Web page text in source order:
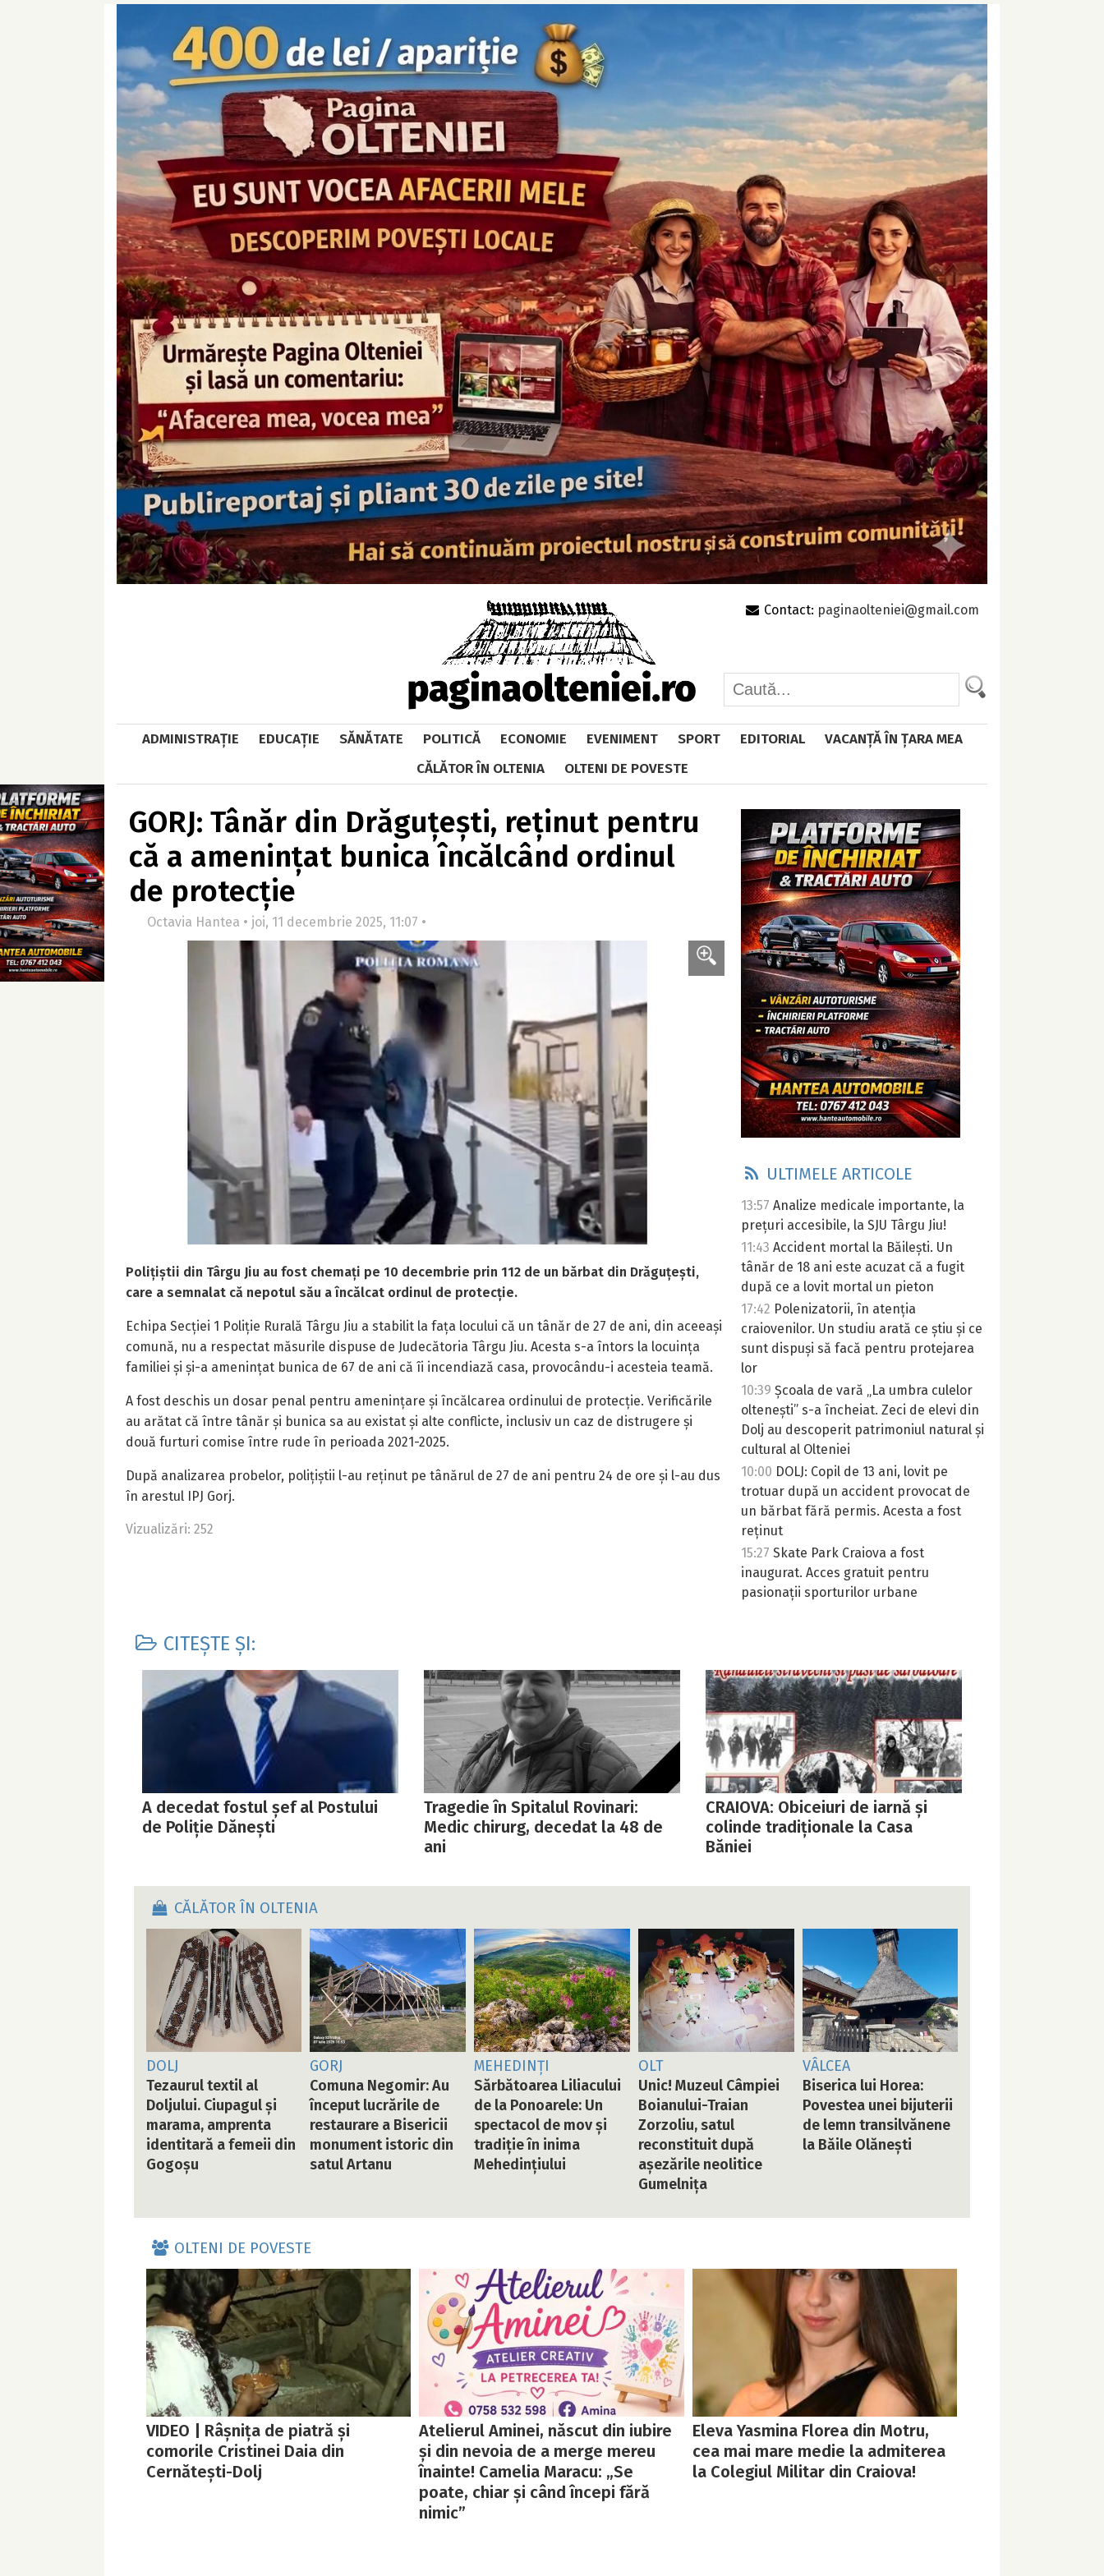
Contact: paginaolteniei@gmail.com
ADMINISTRAȚIE EDUCAȚIE SĂNĂTATE POLITICĂ ECONOMIE EVENIMENT SPORT EDITORIAL
VACANȚĂ ÎN ȚARA MEA
CĂLĂTOR ÎN OLTENIA
OLTENI DE POVESTE
ULTIMELE ARTICOLE
13:57 Analize medicale importante, la
prețuri accesibile, la SJU Târgu Jiu!
11:43 Accident mortal la Băilești. Un
tânăr de 18 ani este acuzat că a fugit
după ce a lovit mortal un pieton
17:42 Polenizatorii, în atenția
craiovenilor. Un studiu arată ce știu și ce
sunt dispuși să facă pentru protejarea
lor
10:39 Școala de vară „La umbra culelor
oltenești” s-a încheiat. Zeci de elevi din
Dolj au descoperit patrimoniul natural și
cultural al Olteniei
10:00 DOLJ: Copil de 13 ani, lovit pe
trotuar după un accident provocat de
un bărbat fără permis. Acesta a fost
reținut
15:27 Skate Park Craiova a fost
inaugurat. Acces gratuit pentru
pasionații sporturilor urbane
GORJ: Tânăr din Drăguțești, reținut pentru
că a amenințat bunica încălcând ordinul
de protecție
Octavia Hantea • joi, 11 decembrie 2025, 11:07 •
Polițiștii din Târgu Jiu au fost chemați pe 10 decembrie prin 112 de un bărbat din Drăguțești,
care a semnalat că nepotul său a încălcat ordinul de protecție.
Echipa Secției 1 Poliție Rurală Târgu Jiu a stabilit la fața locului că un tânăr de 27 de ani, din aceeași
comună, nu a respectat măsurile dispuse de Judecătoria Târgu Jiu. Acesta s-a întors la locuința
familiei și și-a amenințat bunica de 67 de ani că îi incendiază casa, provocându-i acesteia teamă.
A fost deschis un dosar penal pentru amenințare și încălcarea ordinului de protecție. Verificările
au arătat că între tânăr și bunica sa au existat și alte conflicte, inclusiv un caz de distrugere și
două furturi comise între rude în perioada 2021-2025.
După analizarea probelor, polițiștii l-au reținut pe tânărul de 27 de ani pentru 24 de ore și l-au dus
în arestul IPJ Gorj.
Vizualizări: 252
CITEȘTE ȘI:
A decedat fostul șef al Postului
de Poliție Dănești
Tragedie în Spitalul Rovinari:
Medic chirurg, decedat la 48 de
ani
CRAIOVA: Obiceiuri de iarnă și
colinde tradiționale la Casa
Băniei
CĂLĂTOR ÎN OLTENIA
DOLJ
Tezaurul textil al
Doljului. Ciupagul și
marama, amprenta
identitară a femeii din
Gogoșu
GORJ
Comuna Negomir: Au
început lucrările de
restaurare a Bisericii
monument istoric din
satul Artanu
MEHEDINȚI
Sărbătoarea Liliacului
de la Ponoarele: Un
spectacol de mov și
tradiție în inima
Mehedințiului
OLT
Unic! Muzeul Câmpiei
Boianului-Traian
Zorzoliu, satul
reconstituit după
așezările neolitice
Gumelnița
VÂLCEA
Biserica lui Horea:
Povestea unei bijuterii
de lemn transilvănene
la Băile Olănești
OLTENI DE POVESTE
VIDEO | Râșnița de piatră și
comorile Cristinei Daia din
Cernătești-Dolj
Atelierul Aminei, născut din iubire
și din nevoia de a merge mereu
înainte! Camelia Maracu: „Se
poate, chiar și când începi fără
nimic”
Eleva Yasmina Florea din Motru,
cea mai mare medie la admiterea
la Colegiul Militar din Craiova!